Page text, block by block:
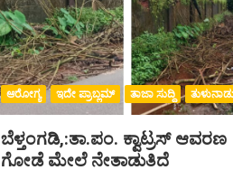
ಆರೋಗ್ಯ ಇದೇ ಪ್ರಾಬ್ಲಮ್ ತಾಜಾ ಸುದ್ದಿ
ಬೆಳ್ತಂಗಡಿ,:ತಾ.ಪಂ‌. ಕ್ವಾಟ್ರಸ್ ಆವರಣ
ಗೋಡೆ ಮೇಲೆ ನೇತಾಡುತಿದೆ